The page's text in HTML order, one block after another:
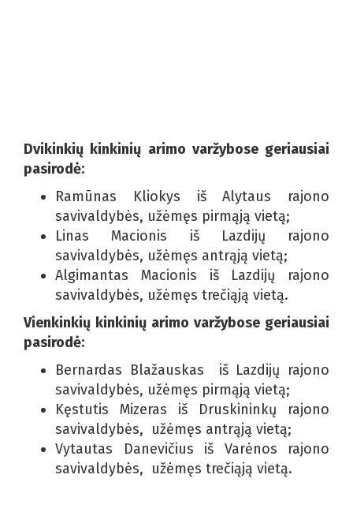
Dvikinkių kinkinių arimo varžybose geriausiai
pasirodė:
Ramūnas Kliokys iš Alytaus rajono
savivaldybės, užėmęs pirmąją vietą;
Linas Macionis iš Lazdijų rajono
savivaldybės, užėmęs antrąją vietą;
Algimantas Macionis iš Lazdijų rajono
savivaldybės, užėmęs trečiąją vietą.
Vienkinkių kinkinių arimo varžybose geriausiai
pasirodė:
Bernardas Blažauskas iš Lazdijų rajono
savivaldybės, užėmęs pirmąją vietą;
Kęstutis Mizeras iš Druskininkų rajono
savivaldybės, užėmęs antrąją vietą;
Vytautas Danevičius iš Varėnos rajono
savivaldybės, užėmęs trečiąją vietą.